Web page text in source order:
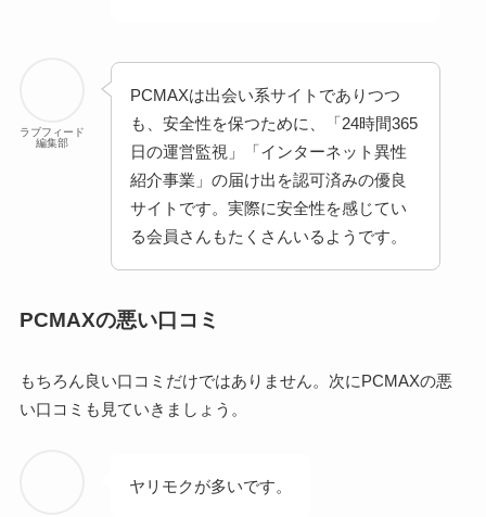
ラブフィード
編集部
PCMAXは出会い系サイトでありつつ
も、安全性を保つために、「24時間365
日の運営監視」「インターネット異性
紹介事業」の届け出を認可済みの優良
サイトです。実際に安全性を感じてい
る会員さんもたくさんいるようです。
PCMAXの悪い口コミ
もちろん良い口コミだけではありません。次にPCMAXの悪
い口コミも見ていきましょう。
ヤリモクが多いです。